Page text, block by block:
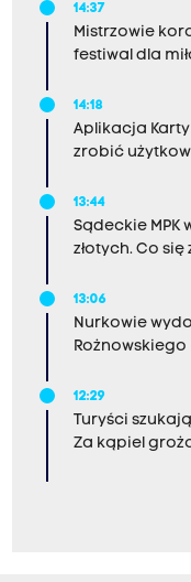
14:37
Mistrzowie
festiwal dla
14:18
Aplikacja
zrobić
13:44
Sądeckie MPK
złotych. Co się
13:06
Nurkowie
Rożnowskiego
12:29
Turyści
Za kąpiel